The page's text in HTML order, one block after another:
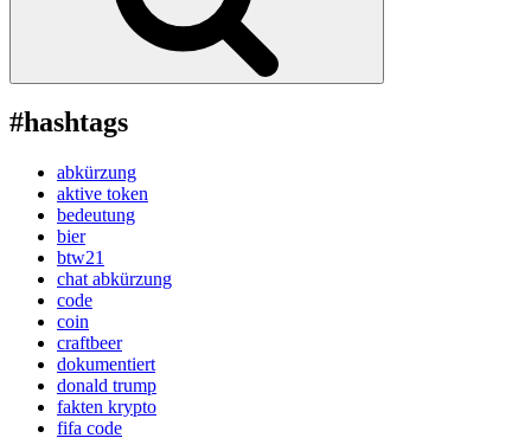
#hashtags
abkürzung
aktive token
bedeutung
bier
btw21
chat abkürzung
code
coin
craftbeer
dokumentiert
donald trump
fakten krypto
fifa code